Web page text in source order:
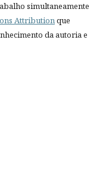
simultaneamente
Attributionque
da autoria e